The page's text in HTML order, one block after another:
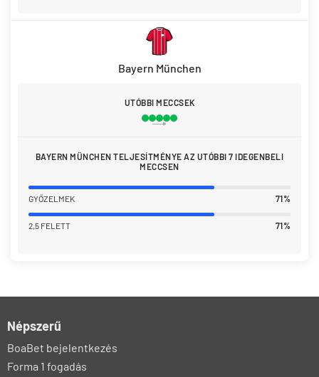
Bayern München
UTÓBBI MECCSEK
BAYERN MÜNCHEN TELJESÍTMÉNYE AZ UTÓBBI 7 IDEGENBELI
MECCSEN
GYŐZELMEK 71%
2,5 FELETT 71%
Népszerű
BoaBet bejelentkezés
Forma 1 fogadás